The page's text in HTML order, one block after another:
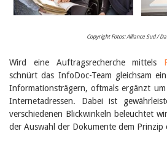
Copyright Fotos: Alliance Sud /
Wird eine Auftragsrecherche mittels
schnürt das InfoDoc-Team gleichsam
Informationsträgern, oftmals ergänzt
Internetadressen. Dabei ist
verschiedenen Blickwinkeln beleuchtet
der Auswahl der Dokumente dem Prinzip